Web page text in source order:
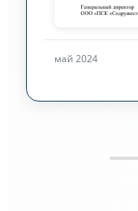
март 2026